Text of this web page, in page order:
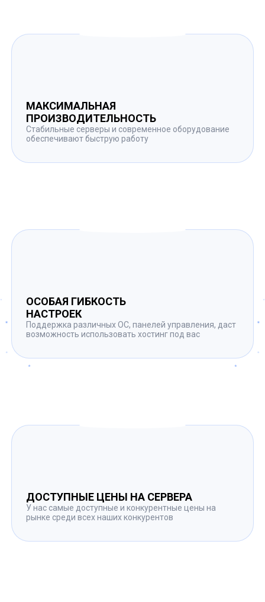
МАКСИМАЛЬНАЯ
ПРОИЗВОДИТЕЛЬНОСТЬ
Стабильные серверы и современное оборудование
обеспечивают быструю работу
ОСОБАЯ ГИБКОСТЬ
НАСТРОЕК
Поддержка различных ОС, панелей управления, даст
возможность использовать хостинг под вас
ДОСТУПНЫЕ ЦЕНЫ НА СЕРВЕРА
У нас самые доступные и конкурентные цены на
рынке среди всех наших конкурентов